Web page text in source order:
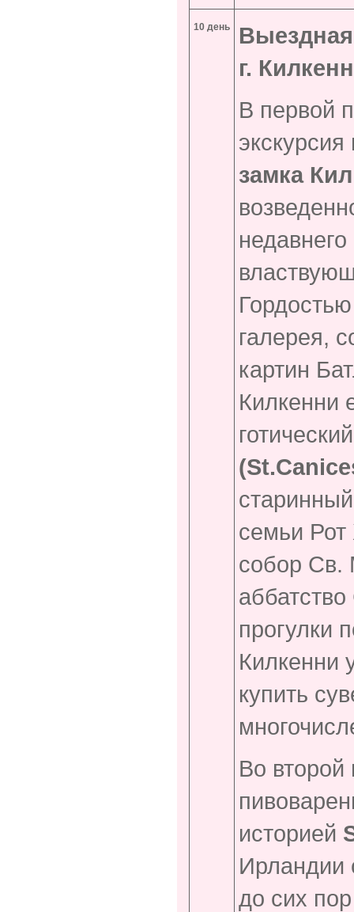
10 день
г.
В первой
замка
галерея,
картин
Килкенни
(
семьи Рот
собор Св.
прогулки
Килкенни
купить
Во второй
историей
Ирландии
до сих